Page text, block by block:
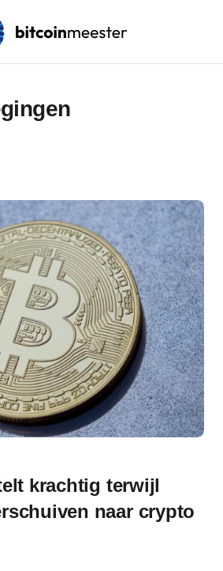
krachtig terwijl
naar crypto